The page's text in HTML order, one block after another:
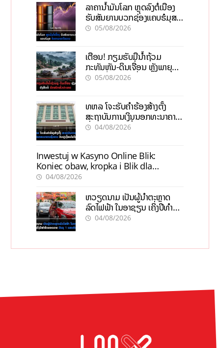
ລາຄານ້ຳມັນໂລກ ຫຼຸດລົງຕໍ່ເນື່ອງ
ຮັບສັນຍານບວກຊ່ອງແຄບຮໍມຸສ
ຈັບຕາລາຄາໃນລາວ
05/08/2026
ເຕືອນ! ກຽມຮັບມືນໍ້າຖ້ວມ
ກະທັນຫັນ-ດິນເຈື່ອນ ຫຼັງພາຍຸຝົນ
ຍັງສືບຕໍ່ຕົກໜັກທົ່ວປະເທດ
05/08/2026
ທຫລ ໂຈະຮັບຄຳຮ້ອງສ້າງຕັ້ງ
ສະຖາບັນການເງິນນອກທະນາຄານ
ຊົ່ວຄາວ ປັບປຸງເງື່ອນໄຂໃໝ່
04/08/2026
Inwestuj w Kasyno Online Blik:
Koniec obaw, kropka i Blik dla
pewności
04/08/2026
ຫວຽດນາມ ເປັນຜູ້ນຳຕະຫຼາດ
ລົດໄຟຟ້າ ໃນອາຊຽນ ເຄິ່ງປີທຳອິດ
ຍອດຂາຍບັນລຸ 1 ແສນຄັນ
04/08/2026